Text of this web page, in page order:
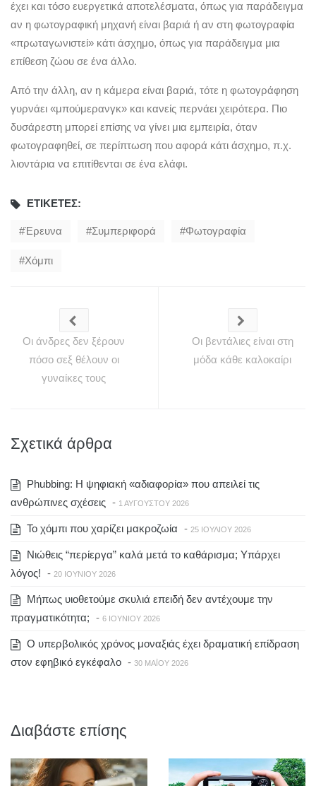
έχει και τόσο ευεργετικά αποτελέσματα, όπως για παράδειγμα
αν η φωτογραφική μηχανή είναι βαριά ή αν στη φωτογραφία
«πρωταγωνιστεί» κάτι άσχημο, όπως για παράδειγμα μια
επίθεση ζώου σε ένα άλλο.
Από την άλλη, αν η κάμερα είναι βαριά, τότε η φωτογράφηση
γυρνάει «μπούμερανγκ» και κανείς περνάει χειρότερα. Πιο
δυσάρεστη μπορεί επίσης να γίνει μια εμπειρία, όταν
φωτογραφηθεί, σε περίπτωση που αφορά κάτι άσχημο, π.χ.
λιοντάρια να επιτίθενται σε ένα ελάφι.
ΕΤΙΚΈΤΕΣ:
Έρευνα Συμπεριφορά Φωτογραφία
Χόμπι
Οι άνδρες δεν ξέρουν
πόσο σεξ θέλουν οι
γυναίκες τους
Οι βεντάλιες είναι στη
μόδα κάθε καλοκαίρι
Σχετικά άρθρα
Phubbing: Η ψηφιακή «αδιαφορία» που απειλεί τις
ανθρώπινες σχέσεις - 1 ΑΥΓΟΎΣΤΟΥ 2026
To χόμπι που χαρίζει μακροζωία - 25 ΙΟΥΛΊΟΥ 2026
Νιώθεις “περίεργα” καλά μετά το καθάρισμα; Υπάρχει
λόγος! - 20 ΙΟΥΝΊΟΥ 2026
Μήπως υιοθετούμε σκυλιά επειδή δεν αντέχουμε την
πραγματικότητα; - 6 ΙΟΥΝΊΟΥ 2026
Ο υπερβολικός χρόνος μοναξιάς έχει δραματική επίδραση
στον εφηβικό εγκέφαλο - 30 ΜΑΪ́ΟΥ 2026
Διαβάστε επίσης